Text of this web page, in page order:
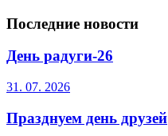
Последние новости
День радуги-26
31. 07. 2026
Празднуем день друзей